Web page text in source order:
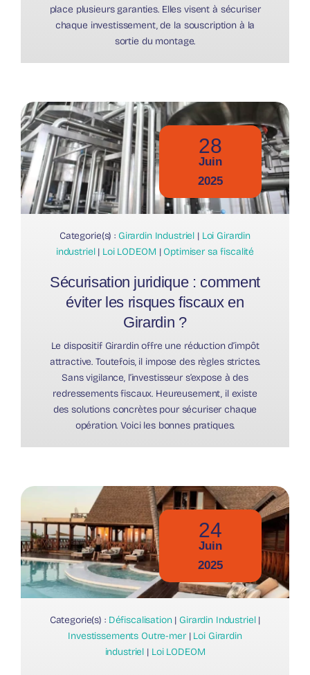
place plusieurs garanties. Elles visent à sécuriser
chaque investissement, de la souscription à la
sortie du montage.
28
Juin
2025
Categorie(s) : Girardin Industriel | Loi Girardin
industriel| Loi LODEOM | Optimiser sa fiscalité
Sécurisation juridique : comment
éviter les risques fiscaux en
Girardin ?
Le dispositif Girardin offre une réduction d’impôt
attractive. Toutefois, il impose des règles strictes.
Sans vigilance, l’investisseur s’expose à des
redressements fiscaux. Heureusement, il existe
des solutions concrètes pour sécuriser chaque
opération. Voici les bonnes pratiques.
24
Juin
2025
Categorie(s) : Défiscalisation| Girardin Industriel|
Investissements Outre-mer| Loi Girardin
industriel | Loi LODEOM